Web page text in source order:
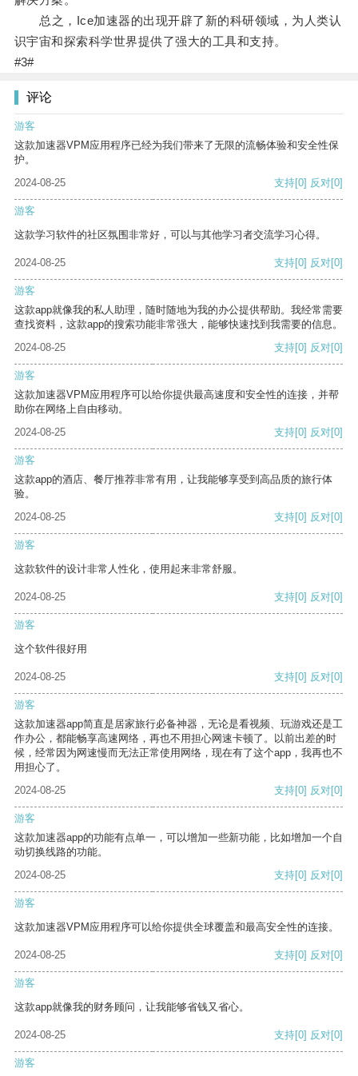
总之，Ice加速器的出现开辟了新的科研领域，为人类认
识宇宙和探索科学世界提供了强大的工具和支持。
#3#
评论
游客
这款加速器VPM应用程序已经为我们带来了无限的流畅体验和安全性保
护。
2024-08-25
支持[0] 反对[0]
游客
这款学习软件的社区氛围非常好，可以与其他学习者交流学习心得。
2024-08-25 支持[0] 反对[0]
游客
这款app就像我的私人助理，随时随地为我的办公提供帮助。我经常需要
查找资料，这款app的搜索功能非常强大，能够快速找到我需要的信息。
2024-08-25
支持[0] 反对[0]
游客
这款加速器VPM应用程序可以给你提供最高速度和安全性的连接，并帮
助你在网络上自由移动。
2024-08-25
支持[0] 反对[0]
游客
这款app的酒店、餐厅推荐非常有用，让我能够享受到高品质的旅行体
验。
2024-08-25
支持[0] 反对[0]
游客
这款软件的设计非常人性化，使用起来非常舒服。
2024-08-25 支持[0] 反对[0]
游客
这个软件很好用
2024-08-25 支持[0] 反对[0]
游客
这款加速器app简直是居家旅行必备神器，无论是看视频、玩游戏还是工
作办公，都能畅享高速网络，再也不用担心网速卡顿了。以前出差的时
候，经常因为网速慢而无法正常使用网络，现在有了这个app，我再也不
用担心了。
2024-08-25
支持[0] 反对[0]
游客
这款加速器app的功能有点单一，可以增加一些新功能，比如增加一个自
动切换线路的功能。
2024-08-25
支持[0] 反对[0]
游客
这款加速器VPM应用程序可以给你提供全球覆盖和最高安全性的连接。
2024-08-25 支持[0] 反对[0]
游客
这款app就像我的财务顾问，让我能够省钱又省心。
2024-08-25 支持[0] 反对[0]
游客